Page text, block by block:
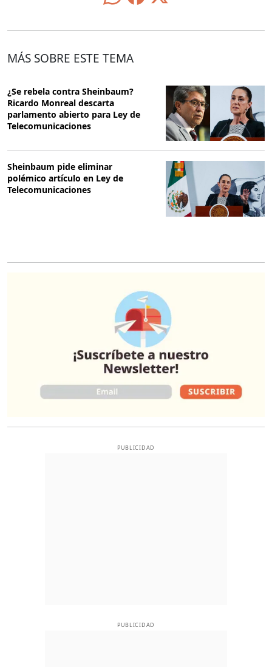
MÁS SOBRE ESTE TEMA
¿Se rebela contra Sheinbaum?
Ricardo Monreal descarta
parlamento abierto para Ley de
Telecomunicaciones
Sheinbaum pide eliminar
polémico artículo en Ley de
Telecomunicaciones
PUBLICIDAD
PUBLICIDAD